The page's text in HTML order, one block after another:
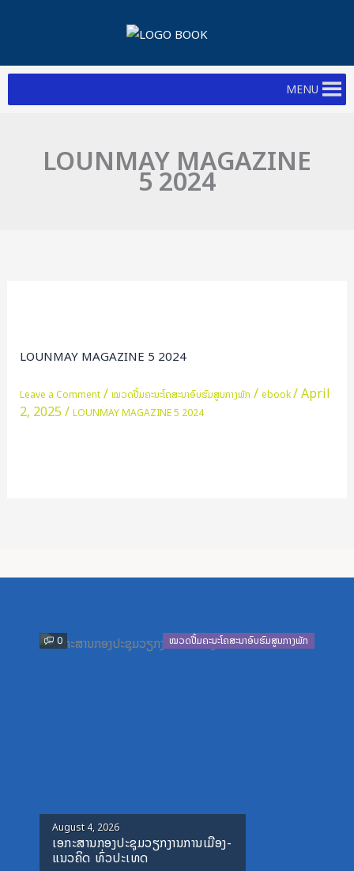
MENU
LOUNMAY MAGAZINE
5 2024
LOUNMAY MAGAZINE 5 2024
Leave a Comment / ໝວດປື້ມຄະນະໂຄສະນາອົບຮົມສູນກາງພັກ / ebook/April
2, 2025/ LOUNMAY MAGAZINE 5 2024
5
0 ໝວດປື້ມຄະນະໂຄສະນາອົບຮົມສູນກາງພັກ
Posted
on
August 4, 2026
ເອກະສານກອງປະຊຸມວຽກງານການເມືອງ-
ແນວຄິດ ທົ່ວປະເທດ
Previous
Next